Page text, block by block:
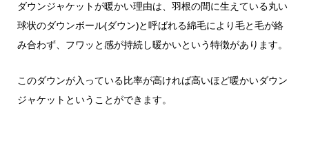
ダウンジャケットが暖かい理由は、羽根の間に生えている丸い
球状のダウンボール(ダウン)と呼ばれる綿毛により毛と毛が絡
み合わず、フワッと感が持続し暖かいという特徴があります。
このダウンが入っている比率が高ければ高いほど暖かいダウン
ジャケットということができます。